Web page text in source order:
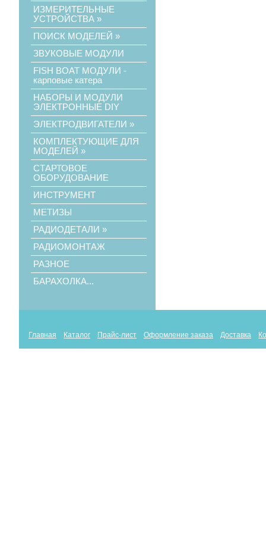
ИЗМЕРИТЕЛЬНЫЕ
УСТРОЙСТВА »
ПОИСК МОДЕЛЕЙ »
ЗВУКОВЫЕ МОДУЛИ
FISH BOAT МОДУЛИ -
карповые катера
НАБОРЫ И МОДУЛИ
ЭЛЕКТРОННЫЕ DIY
ЭЛЕКТРОДВИГАТЕЛИ »
КОМПЛЕКТУЮЩИЕ ДЛЯ
МОДЕЛЕЙ »
СТАРТОВОЕ
ОБОРУДОВАНИЕ
ИНСТРУМЕНТ
МЕТИЗЫ
РАДИОДЕТАЛИ »
РАДИОМОНТАЖ
РАЗНОЕ
БАРАХОЛКА...
Главная Каталог Прайс-лист Оформление заказа Доставка